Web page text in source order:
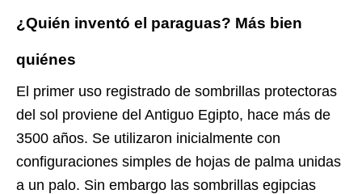
¿Quién inventó el paraguas? Más bien
quiénes
El primer uso registrado de sombrillas protectoras
del sol proviene del Antiguo Egipto, hace más de
3500 años. Se utilizaron inicialmente con
configuraciones simples de hojas de palma unidas
a un palo. Sin embargo las sombrillas egipcias